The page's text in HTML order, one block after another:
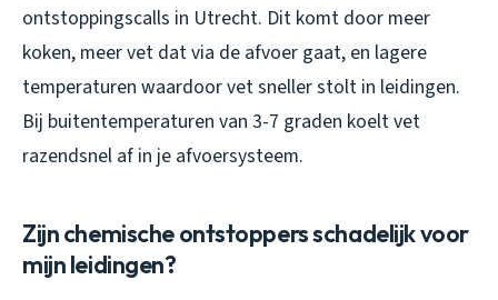
ontstoppingscalls in Utrecht. Dit komt door meer
koken, meer vet dat via de afvoer gaat, en lagere
temperaturen waardoor vet sneller stolt in leidingen.
Bij buitentemperaturen van 3-7 graden koelt vet
razendsnel af in je afvoersysteem.
Zijn chemische ontstoppers schadelijk voor
mijn leidingen?